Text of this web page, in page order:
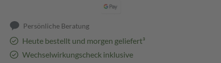
Persönliche Beratung
Heute bestellt und morgen geliefert³
Wechselwirkungscheck inklusive